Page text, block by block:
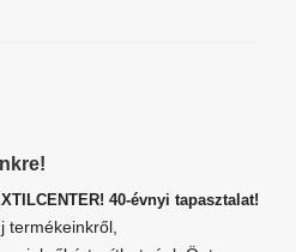
40-évnyi tapasztalat!
termékeinkről,